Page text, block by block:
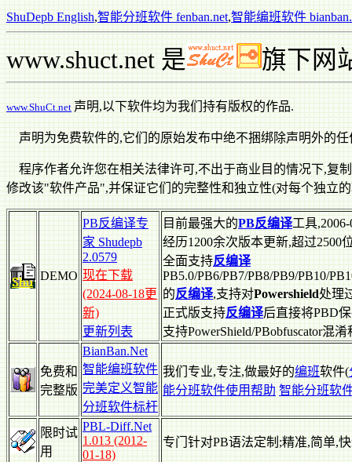
ShuDepb English,智能分班软件 fenban.net,智能编班软件
www.shuct.net 是 旗下网
www.ShuCt.net 声明,以下软件均为我们持有版权的作品.
声明为免费软件的,它们的原始发布中绝不捆绑除声明外的任
程序作者允许您在相关法律许可,不出于商业目的情况下,复
修改该"软件产品",并保证它们的完整性和独立性(对每个独立
DEMO
PB反编译专
家 Shudepb
2.0579
现在下载
(2024-08-18更
新)
更新列表
目前最强大的PB反编译工具
经历1200余次版本更新,超过2500
全面支持反编译
PB5.0/PB6/PB7/PB8/PB9/PB10/
的反编译,支持对Powershield处理
正式版支持反编译后直接将PBD
支持PowerShield/PBobfuscator混
免费和
完整版
BianBan.Net
智能编班软件
完美定义智能
分班软件标杆
我们专业,专注,做最好的编班软件(
能分班软件使用帮助 智能分班软
限时试
用
PBL-Diff.Net
1.013 (2012-
01-18)
专门针对PB语法定制;精准,简单,